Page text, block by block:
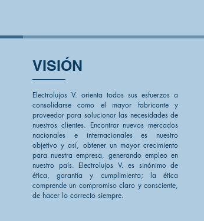
VISIÓN
Electrolujos V. orienta todos sus esfuerzos a
consolidarse como el mayor fabricante y
proveedor para solucionar las necesidades de
nuestros clientes. Encontrar nuevos mercados
nacionales e internacionales es nuestro
objetivo y así, obtener un mayor crecimiento
para nuestra empresa, generando empleo en
nuestro país. Electrolujos V. es sinónimo de
ética, garantía y cumplimiento; la ética
comprende un compromiso claro y consciente,
de hacer lo correcto siempre.